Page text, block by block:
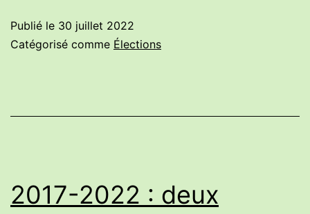
Publié le 30 juillet 2022
Catégorisé comme Élections
2017-2022 : deux